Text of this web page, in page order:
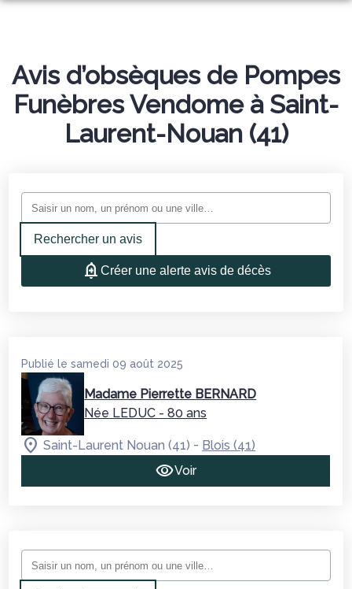
CONSTRUCTION D’UN MONUMENT
DEMANDE DE DEVIS
DEVIS OBSÈQUES
DEVIS MARBRERIE
NOS AGENCES
ESPACES HOMMAGES
PHOTOS
Avis d’obsèques de Pompes
Funèbres Vendome à Saint-
Laurent-Nouan (41)
Rechercher un avis
Créer une alerte avis de décès
Publié le samedi 09 août 2025
Madame Pierrette BERNARD
Née LEDUC - 80 ans
Saint-Laurent Nouan (41) - Blois (41)
Voir